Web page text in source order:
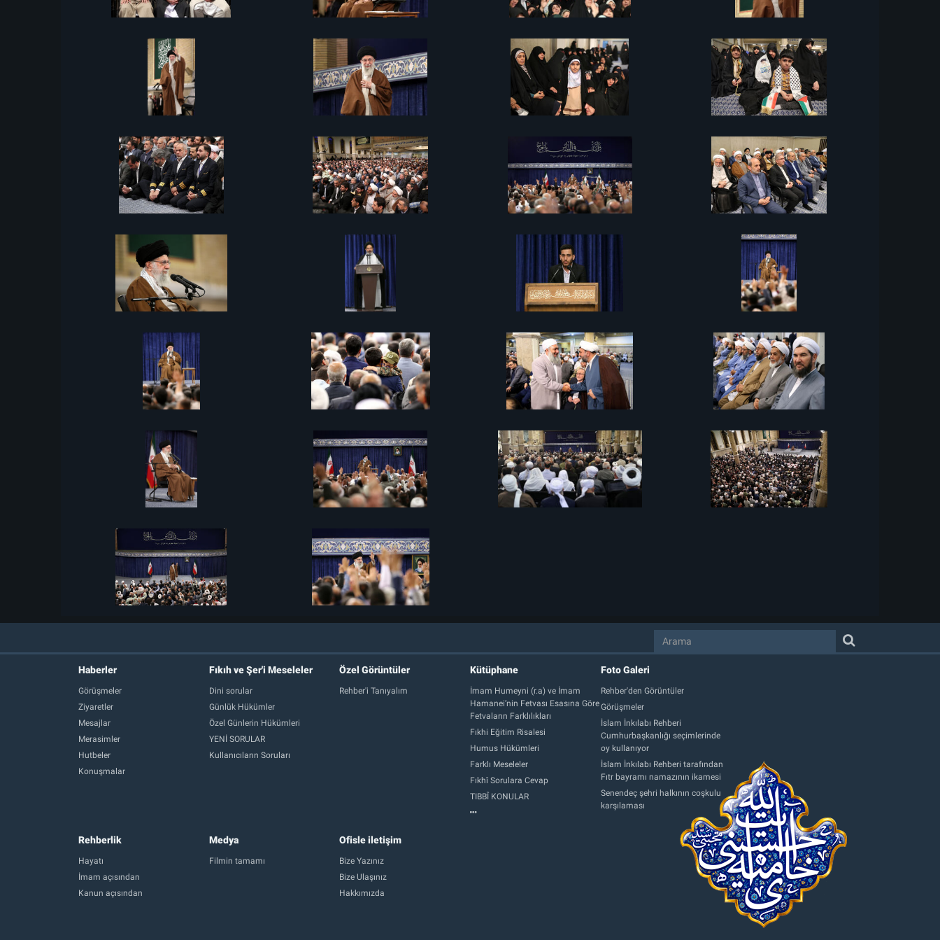
Haberler
Görüşmeler
Ziyaretler
Mesajlar
Merasimler
Hutbeler
Konuşmalar
Fıkıh ve Şer'i Meseleler
Dini sorular
Günlük Hükümler
Özel Günlerin Hükümleri
YENİ SORULAR
Kullanıcıların Soruları
Özel Görüntüler
Rehber'i Tanıyalım
Kütüphane
İmam Humeyni (r.a) ve İmam
Hamanei’nin Fetvası Esasına Göre
Fetvaların Farklılıkları
Fıkhi Eğitim Risalesi
Humus Hükümleri
Farklı Meseleler
Fıkhî Sorulara Cevap
TIBBÎ KONULAR
Foto Galeri
Rehber'den Görüntüler
Görüşmeler
İslam İnkılabı Rehberi
Cumhurbaşkanlığı seçimlerinde
oy kullanıyor
İslam İnkılabı Rehberi tarafından
Fıtr bayramı namazının ikamesi
Senendeç şehri halkının coşkulu
karşılaması
Rehberlik
Hayatı
İmam açısından
Kanun açısından
Medya
Filmin tamamı
Ofisle iletişim
Bize Yazınız
Bize Ulaşınız
Hakkımızda